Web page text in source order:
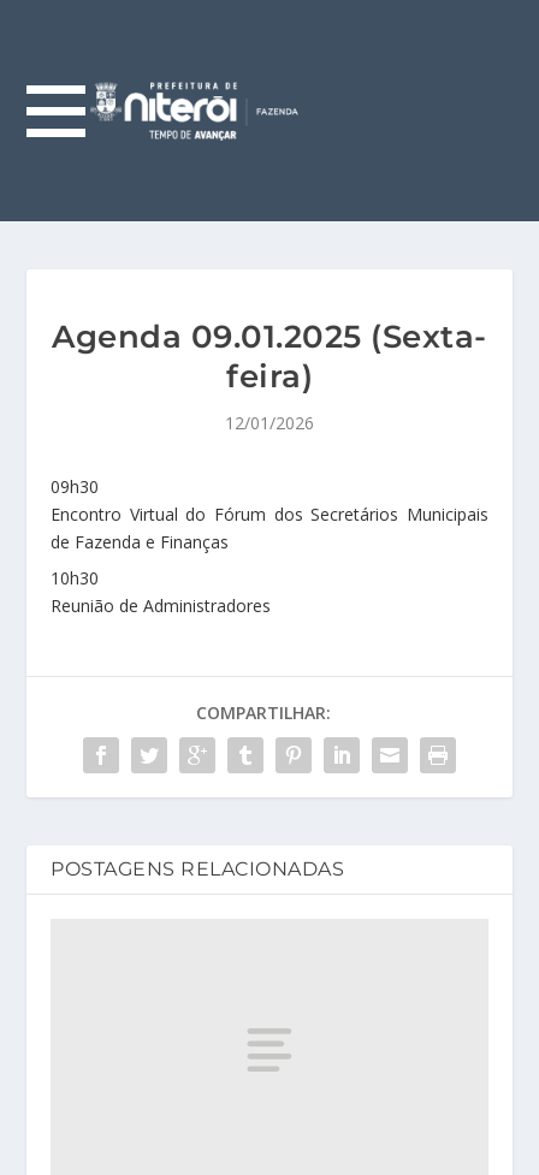
Agenda 09.01.2025 (Sexta-
feira)
12/01/2026
09h30
Encontro Virtual do Fórum dos Secretários Municipais
de Fazenda e Finanças
10h30
Reunião de Administradores
COMPARTILHAR:
POSTAGENS RELACIONADAS